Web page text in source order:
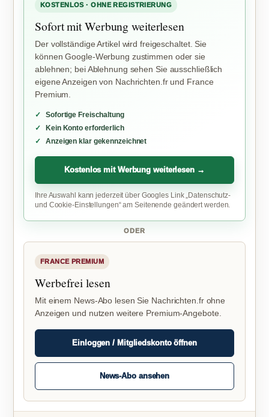
KOSTENLOS · OHNE REGISTRIERUNG
Sofort mit Werbung weiterlesen
Der vollständige Artikel wird freigeschaltet. Sie
können Google-Werbung zustimmen oder sie
ablehnen; bei Ablehnung sehen Sie ausschließlich
eigene Anzeigen von Nachrichten.fr und France
Premium.
Sofortige Freischaltung
Kein Konto erforderlich
Anzeigen klar gekennzeichnet
Kostenlos mit Werbung weiterlesen →
Ihre Auswahl kann jederzeit über Googles Link „Datenschutz-
und Cookie-Einstellungen“ am Seitenende geändert werden.
ODER
FRANCE PREMIUM
Werbefrei lesen
Mit einem News-Abo lesen Sie Nachrichten.fr ohne
Anzeigen und nutzen weitere Premium-Angebote.
Einloggen / Mitgliedskonto öffnen
News-Abo ansehen